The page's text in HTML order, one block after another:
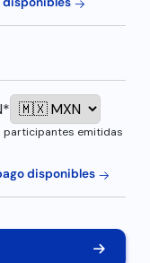
participantes emitidas
disponibles